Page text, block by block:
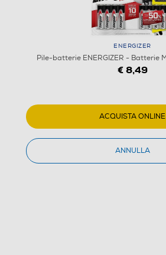
1/1
ENERGIZER - Batterie MAX ALK
4.8 (71)
Dettagli Prodotto
ENERGIZER
Pile-batterie ENERGIZER - Batterie
€ 8,49
ACQUISTA ONLINE
ANNULLA